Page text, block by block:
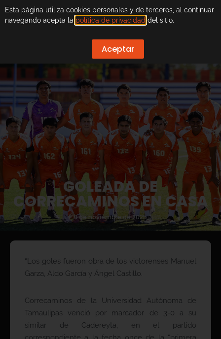
GOLEADA DE
CORRECAMINOS EN CASA
8 de noviembre de 2025
“Los goles fueron obra de los victorenses Manuel
Garza, Aldo García y Ángel Castillo.
Correcaminos de la Universidad Autónoma de
Tamaulipas venció por marcador de 3-0 a su
similar de Cadereyta, en el partido
Esta página utiliza cookies personales y de terceros, al continuar
navegando acepta la política de privacidad del sitio.
Aceptar